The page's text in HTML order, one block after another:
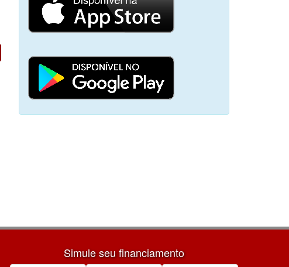
Simule seu financiamento